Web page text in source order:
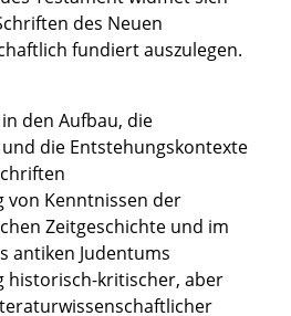
des Neuen
fundiert auszulegen.
den Aufbau, die
die Entstehungskontexte
von Kenntnissen der
Zeitgeschichte und im
antiken Judentums
historisch-kritischer, aber